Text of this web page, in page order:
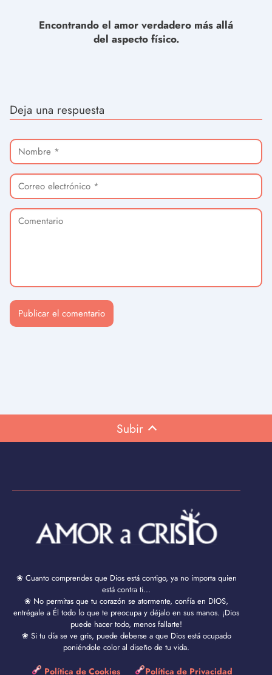
Encontrando el amor verdadero más allá
del aspecto físico.
Deja una respuesta
Subir
❀ Cuanto comprendes que Dios está contigo, ya no importa quien
está contra ti...
❀ No permitas que tu corazón se atormente, confía en DIOS,
entrégale a Él todo lo que te preocupa y déjalo en sus manos. ¡Dios
puede hacer todo, menos fallarte!
❀ Si tu día se ve gris, puede deberse a que Dios está ocupado
poniéndole color al diseño de tu vida.
Política de Cookies Política de Privacidad